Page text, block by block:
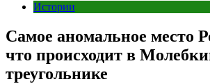
Истории
Самое аномальное место
что происходит в
треугольнике